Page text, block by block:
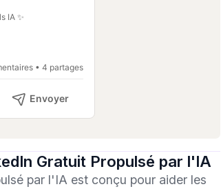
IA ✨
• 4 partages
Envoyer
Gratuit Propulsé par l'IA
par l'IA est conçu pour aider les